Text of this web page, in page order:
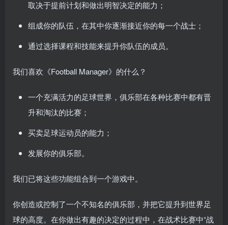
取决于提前计划和做出明智决定的能力；
组成你的队伍，在其中你逐渐接近你的每一个战士；
通过选择课程和技能来提升你队伍的成员。
我们喜欢《Football Manager》的什么？
一个充满活力的足球世界，俱乐部在各种比赛中都有晋
升和淘汰的比赛；
买卖足球运动员的能力；
发展你的俱乐部。
我们已将这些功能组合到一个游戏中。
你创造或控制了一个不知名的俱乐部，并把它提升到世界足
球的高度。在你做出有趣的决定的过程中，在战术比赛中“战